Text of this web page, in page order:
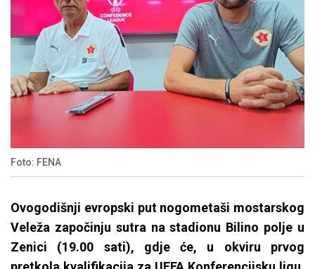
Foto: FENA
Ovogodišnji evropski put nogometaši mostarskog
Veleža započinju sutra na stadionu Bilino polje u
Zenici (19.00 sati), gdje će, u okviru prvog